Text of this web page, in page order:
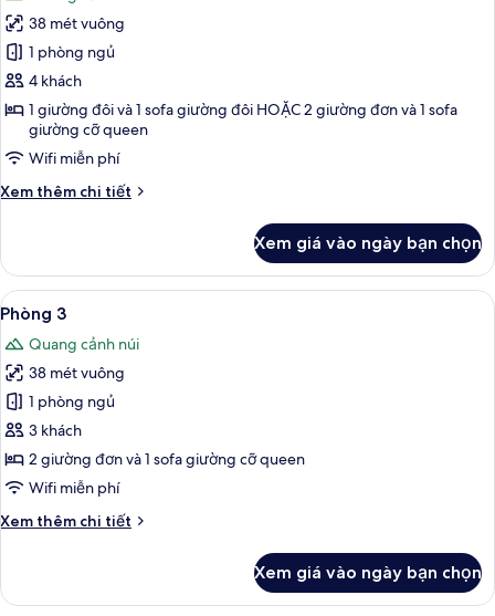
niño)
ảnh
Phòng
4
38 mét vuông
1 phòng ngủ
4 khách
1 giường đôi và 1 sofa giường đôi HOẶC 2 giường đơn và 1 sofa
giường cỡ queen
Wifi miễn phí
Xem thêm chi tiết
Chi
Phòng
4
Xem giá vào ngày bạn chọn
Xem
tất
cả
ảnh
Phòng
3
Két bảo mật tại phòng, bàn, nôi
5
Phòng 3
Quang cảnh núi
38 mét vuông
1 phòng ngủ
3 khách
2 giường đơn và 1 sofa giường cỡ queen
Wifi miễn phí
Xem thêm chi tiết
Chi
Phòng
Xem giá vào ngày bạn chọn